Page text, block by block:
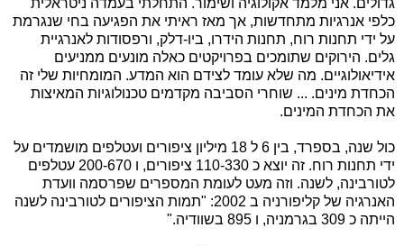
כלפי אנרגיות מתחדשות, אך מאז ראיתי את הפגיעה בחי שנגרמת
על ידי תחנות רוח, תחנות הידרו, ביו-דלק, ורפסודות לאנרגיית
גלים. הירוקים שתומכים בפרויקטים כאלה מונעים ממניעים
אידיאולוגיים. מה שלא עומד לצידם הוא המדע. המומחיות שלי זה
הכחדת מינים. ... שוחרי הסביבה מקדמים טכנולוגיות המאיצות
את הכחדת המינים.
כול שנה, בספרד, בין 6 ל 18 מיליון ציפורים ועטלפים מושמדים על
ידי תחנות רוח. זה יוצא כ 110-330 ציפורים, ו 200-670 עטלפים
לטורבינה, לשנה. וזה מעט לעומת המספרים שפרסמה וועדת
האנרגיה של קליפורניה ב 2002: "תמות הציפורים לטורבינה לשנה
הייתה כ 309 בגרמניה, ו 895 בשוודיה."